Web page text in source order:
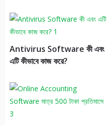
Antivirus Software কী এবং
এটি কীভাবে কাজ করে?